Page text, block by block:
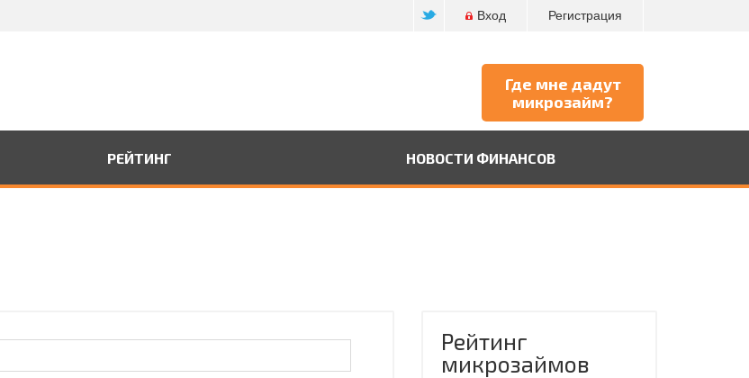
Регистрация
Вход
Где мне дадут
микрозайм?
РЕЙТИНГ НОВОСТИ ФИНАНСОВ
Рейтинг
микрозаймов